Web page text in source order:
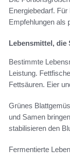
Energiebedarf.
Empfehlungen als
Lebensmittel,
Bestimmte
Leistung.
Fettsäuren. Eier
Grünes
und Samen
stabilisieren den
Fermentierte